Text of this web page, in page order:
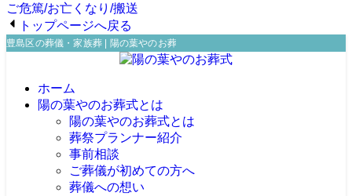
ご危篤/お亡くなり/搬送
トップページへ戻る
豊島区の葬儀・家族葬 | 陽の葉やのお葬式
ホーム
陽の葉やのお葬式とは
陽の葉やのお葬式とは
葬祭プランナー紹介
事前相談
ご葬儀が初めての方へ
葬儀への想い